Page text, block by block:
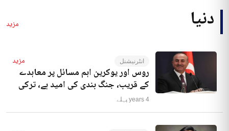
دنیا مزید
انٹرنیشنل مزید
روس اور یوکرین اہم مسائل پر معاہدے
کے قریب، جنگ بندی کی امید ہے، ترکی
4 years پہلے